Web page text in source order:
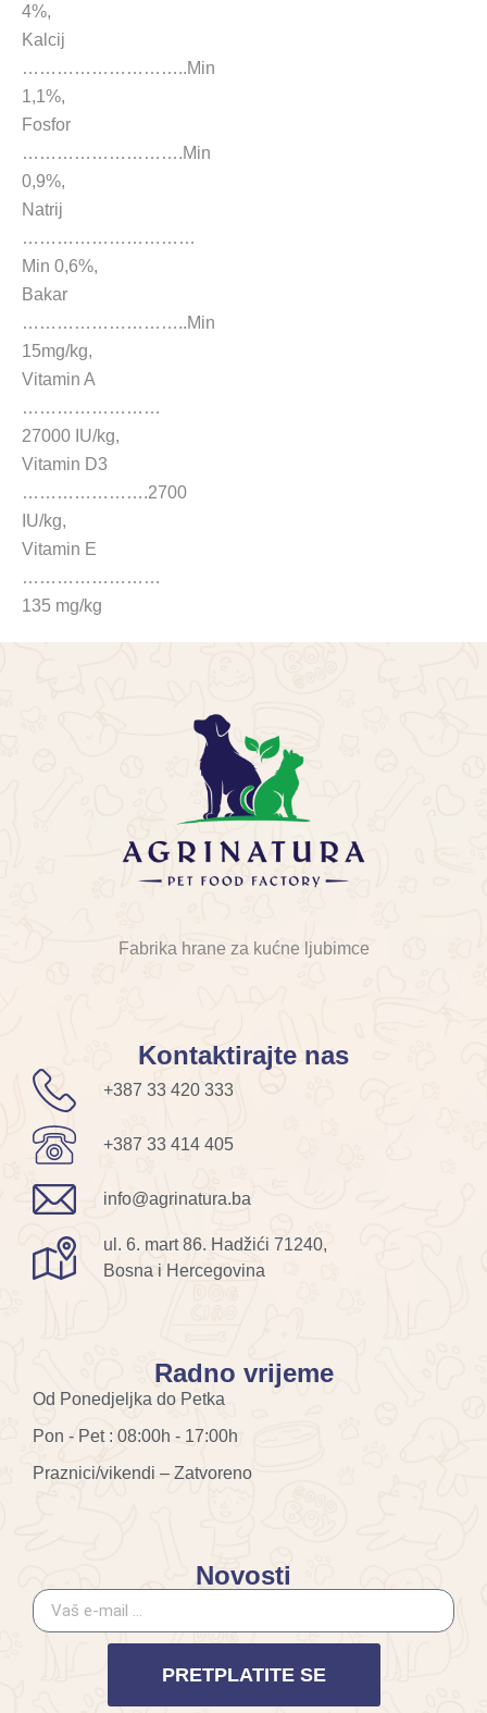
4%,
Kalcij
………………………..Min
1,1%,
Fosfor
……………………….Min
0,9%,
Natrij
…………………………
Min 0,6%,
Bakar
………………………..Min
15mg/kg,
Vitamin A
……………………
27000 IU/kg,
Vitamin D3
………………….2700
IU/kg,
Vitamin E
……………………
135 mg/kg
Fabrika hrane za kućne ljubimce
Kontaktirajte nas
+387 33 420 333
+387 33 414 405
info@agrinatura.ba
ul. 6. mart 86. Hadžići 71240,
Bosna i Hercegovina
Radno vrijeme
Od Ponedjeljka do Petka
Pon - Pet : 08:00h - 17:00h
Praznici/vikendi – Zatvoreno
Novosti
PRETPLATITE SE